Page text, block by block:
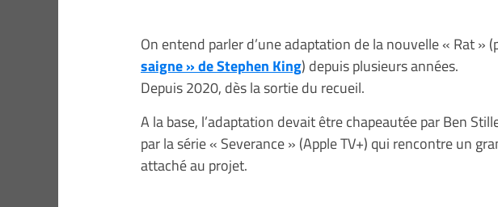
On entend parler d’une adaptation de la nouvelle « Rat »
saigne » de Stephen King) depuis plusieurs années.
Depuis 2020, dès la sortie du recueil.
A la base, l’adaptation devait être chapeautée par Ben
par la série « Severance » (Apple TV+) qui rencontre un
attaché au projet.